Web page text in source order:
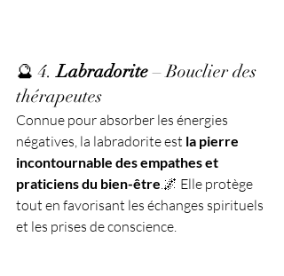
🔮 4. Labradorite – Bouclier des
thérapeutes
Connue pour absorber les énergies
négatives, la labradorite est la pierre
incontournable des empathes et
praticiens du bien-être.🌌 Elle protège
tout en favorisant les échanges spirituels
et les prises de conscience.